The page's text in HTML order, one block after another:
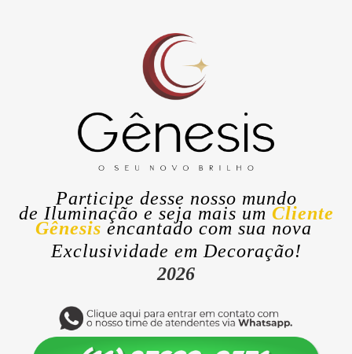
Participe desse nosso mundo
de Iluminação e seja mais um Cliente
Gênesis encantado com sua nova
Exclusividade em Decoração!
2026